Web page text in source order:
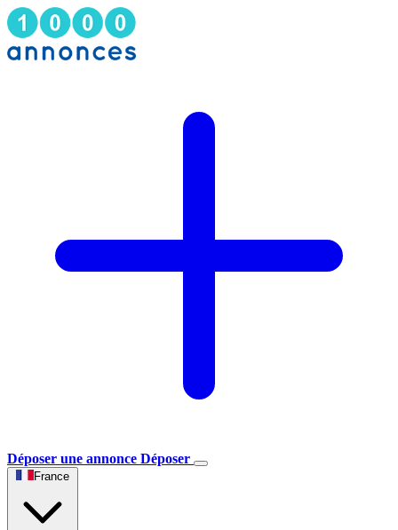
Déposer une annonce Déposer
France